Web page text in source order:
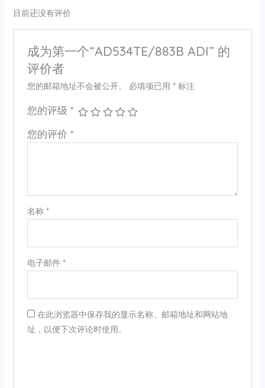
目前还没有评价
成为第一个“AD534TE/883B ADI” 的
评价者
您的邮箱地址不会被公开。 必填项已用 *标注
您的评级 *
您的评价 *
名称 *
电子邮件 *
在此浏览器中保存我的显示名称、邮箱地址和网站地
址，以便下次评论时使用。